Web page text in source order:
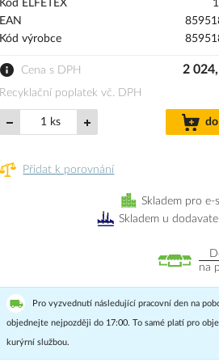
Kód ELFETEX
EAN
Kód výrobce
Cena s DPH 2
Recyklační poplatek vč. DPH
ks
Přidat k porovnání
Skladem pro e-
Skladem u
na
Pro vyzvednutí následující pracovní den na
objednejte nejpozději do 17:00. To samé platí pro
kurýrní službou.